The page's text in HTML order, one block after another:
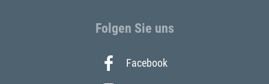
Folgen Sie uns
Facebook